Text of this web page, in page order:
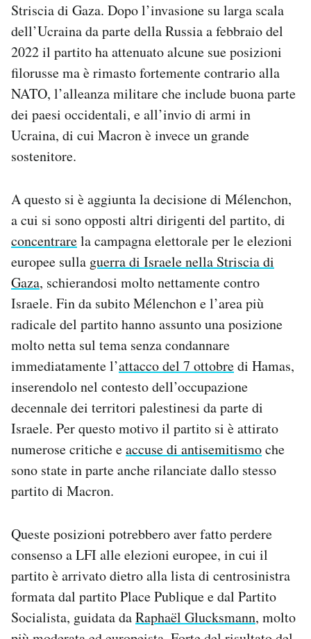
Striscia di Gaza. Dopo l’invasione su larga scala
dell’Ucraina da parte della Russia a febbraio del
2022 il partito ha attenuato alcune sue posizioni
filorusse ma è rimasto fortemente contrario alla
NATO, l’alleanza militare che include buona parte
dei paesi occidentali, e all’invio di armi in
Ucraina, di cui Macron è invece un grande
sostenitore.
A questo si è aggiunta la decisione di Mélenchon,
a cui si sono opposti altri dirigenti del partito, di
concentrarela campagna elettorale per le elezioni
europee sulla guerra di Israele nella Striscia di
Gaza, schierandosi molto nettamente contro
Israele. Fin da subito Mélenchon e l’area più
radicale del partito hanno assunto una posizione
molto netta sul tema senza condannare
immediatamente l’attacco del 7 ottobredi Hamas,
inserendolo nel contesto dell’occupazione
decennale dei territori palestinesi da parte di
Israele. Per questo motivo il partito si è attirato
numerose critiche eaccuse di antisemitismoche
sono state in parte anche rilanciate dallo stesso
partito di Macron.
Queste posizioni potrebbero aver fatto perdere
consenso a LFI alle elezioni europee, in cui il
partito è arrivato dietro alla lista di centrosinistra
formata dal partito Place Publique e dal Partito
Socialista, guidata daRaphaël Glucksmann, molto